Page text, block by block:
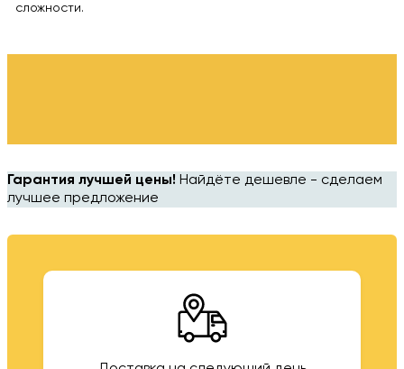
сложности.
Гарантия лучшей цены! Найдёте дешевле - сделаем
лучшее предложение